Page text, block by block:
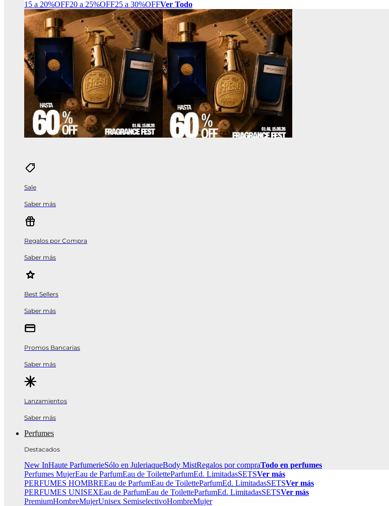
15 a 20%OFF20 a 25%OFF25 a 30%OFFVer Todo
Sale
Saber más
Regalos por Compra
Saber más
Best Sellers
Saber más
Promos Bancarias
Saber más
Lanzamientos
Saber más
Perfumes
Destacados
New InHaute ParfumerieSólo en JuleriaqueBody MistRegalos por compraTodo en perfumes
Perfumes MujerEau de ParfumEau de ToiletteParfumEd. LimitadasSETSVer más
PERFUMES HOMBREEau de ParfumEau de ToiletteParfumEd. LimitadasSETSVer más
PERFUMES UNISEXEau de ParfumEau de ToiletteParfumEd. LimitadasSETSVer más
PremiumHombreMujerUnisex SemiselectivoHombreMujer